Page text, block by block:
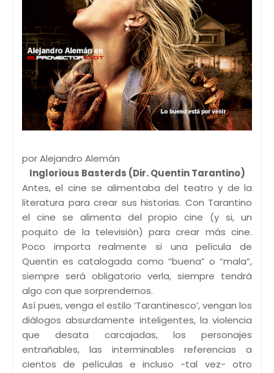
por Alejandro Alemán
Inglorious Basterds (Dir. Quentin Tarantino)
Antes, el cine se alimentaba del teatro y de la
literatura para crear sus historias. Con Tarantino
el cine se alimenta del propio cine (y si, un
poquito de la televisión) para crear más cine.
Poco importa realmente si una película de
Quentin es catalogada como “buena” o “mala”,
siempre será obligatorio verla, siempre tendrá
algo con que sorprendernos.
Así pues, venga el estilo ‘Tarantinesco’, vengan los
diálogos absurdamente inteligentes, la violencia
que desata carcajadas, los personajes
entrañables, las interminables referencias a
cientos de películas e incluso -tal vez- otro